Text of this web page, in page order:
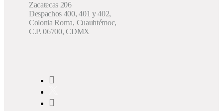
Zacatecas 206
Despachos 400, 401 y 402,
Colonia Roma, Cuauhtémoc,
C.P. 06700, CDMX